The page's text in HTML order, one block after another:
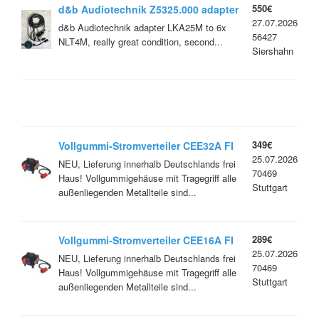
d&b Audiotechnik Z5325.000 adapter
LKA25M to 6x NLT4M
d&b Audiotechnik adapter LKA25M to 6x
NLT4M, really great condition, second...
550€
27.07.2026
56427
Siershahn
Vollgummi-Stromverteiler CEE32A FI
auf 2x CEE 16A und 3x Schuko
NEU, Lieferung innerhalb Deutschlands frei
Haus! Vollgummigehäuse mit Tragegriff alle
außenliegenden Metallteile sind...
349€
25.07.2026
70469
Stuttgart
Vollgummi-Stromverteiler CEE16A FI
auf 2x CEE 16A und 3x Schuko
NEU, Lieferung innerhalb Deutschlands frei
Haus! Vollgummigehäuse mit Tragegriff alle
außenliegenden Metallteile sind...
289€
25.07.2026
70469
Stuttgart